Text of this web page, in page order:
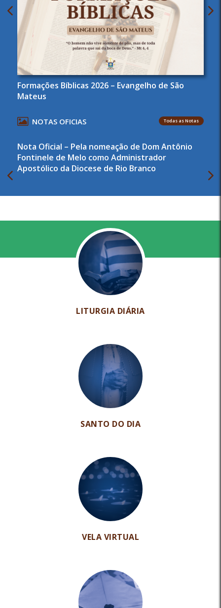
Formações Bíblicas 2026 – Evangelho de São
Mateus
NOTAS OFICIAS Todas as Notas
Nota Oficial – Pela nomeação de Dom Antônio
Fontinele de Melo como Administrador
Apostólico da Diocese de Rio Branco
LITURGIA DIÁRIA
SANTO DO DIA
VELA VIRTUAL